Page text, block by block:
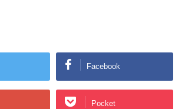
Facebook
Pocket